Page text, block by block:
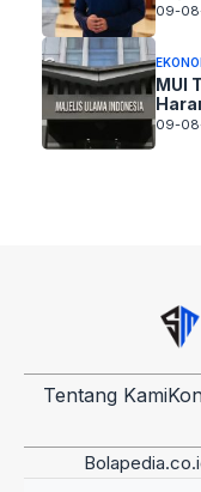
09-
MUI
09-
Tentang Kami